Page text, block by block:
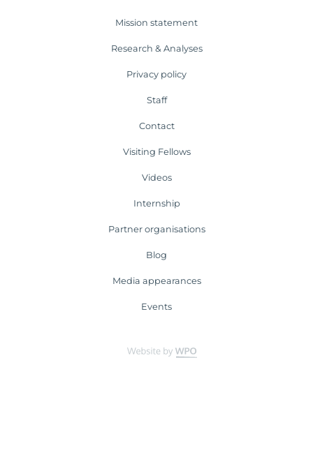
Mission statement
Research & Analyses
Privacy policy
Staff
Contact
Visiting Fellows
Videos
Internship
Partner organisations
Blog
Media appearances
Events